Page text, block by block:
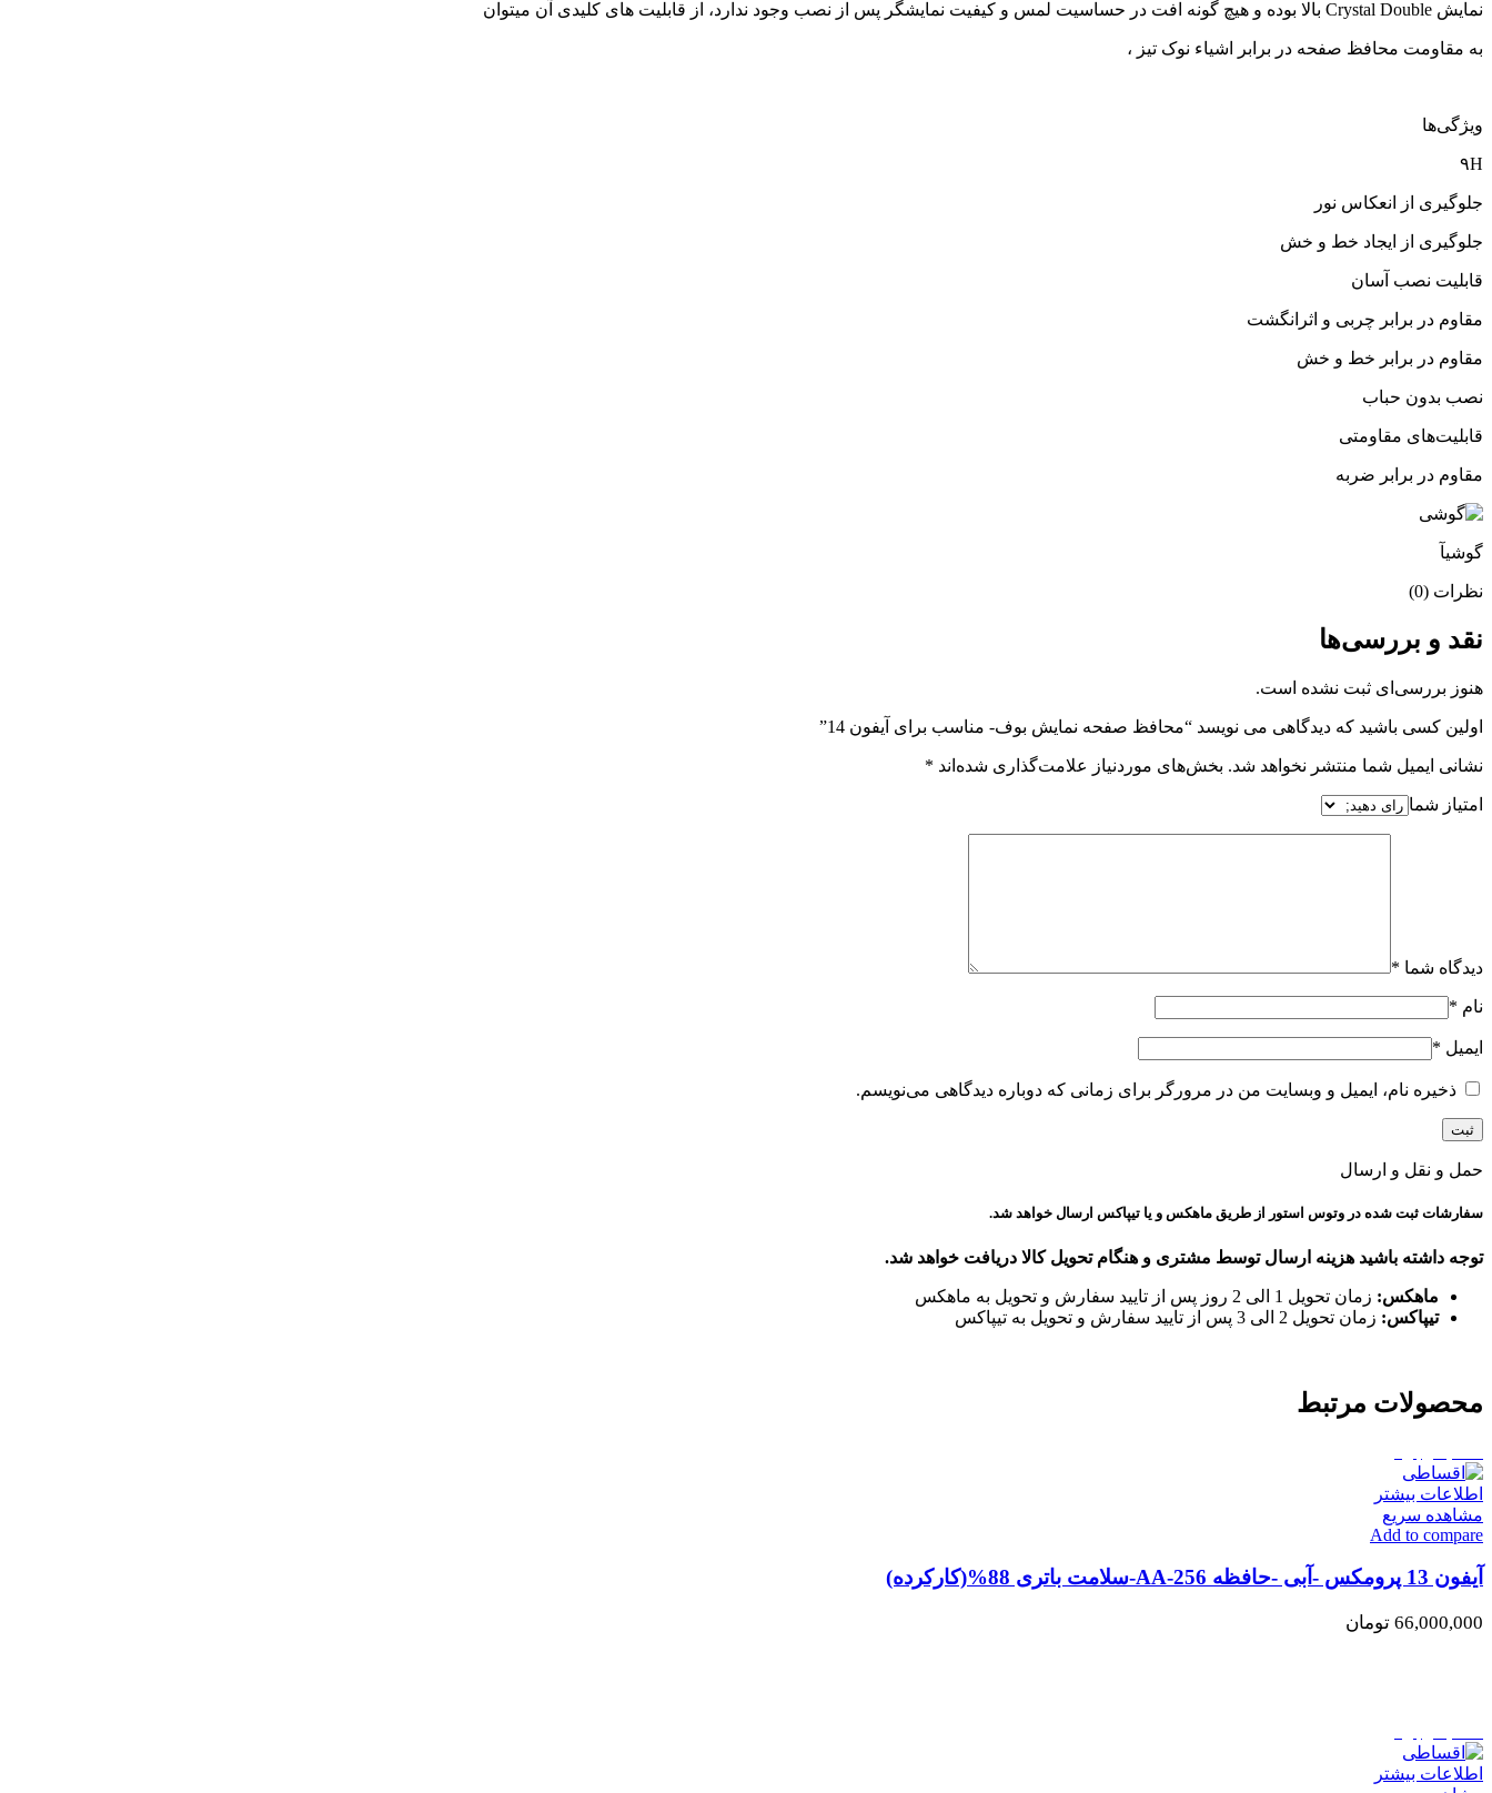
نمایش Crystal Double بالا بوده و هیچ گونه افت در حساسیت لمس و کیفیت نمایشگر پس از نصب وجود ندارد، از قابلیت های کلیدی آن میتوان
به مقاومت محافظ صفحه در برابر اشیاء نوک تیز ،
ویژگی‌ها
۹H
جلوگیری از انعکاس نور
جلوگیری از ایجاد خط و خش
قابلیت نصب آسان
مقاوم در برابر چربی و اثرانگشت
مقاوم در برابر خط و خش
نصب بدون حباب
قابلیت‌های مقاومتی
مقاوم در برابر ضربه
گوشیآ
نظرات (0)
نقد و بررسی‌ها
هنوز بررسی‌ای ثبت نشده است.
اولین کسی باشید که دیدگاهی می نویسد “محافظ صفحه نمایش بوف- مناسب برای آیفون 14”
نشانی ایمیل شما منتشر نخواهد شد. بخش‌های موردنیاز علامت‌گذاری شده‌اند *
امتیاز شما
دیدگاه شما *
نام *
ایمیل *
ذخیره نام، ایمیل و وبسایت من در مرورگر برای زمانی که دوباره دیدگاهی می‌نویسم.
حمل و نقل و ارسال
سفارشات ثبت شده در وتوس استور از طریق ماهکس و یا تیپاکس ارسال خواهد شد.
توجه داشته باشید هزینه ارسال توسط مشتری و هنگام تحویل کالا دریافت خواهد شد.
ماهکس: زمان تحویل 1 الی 2 روز پس از تایید سفارش و تحویل به ماهکس
تیپاکس: زمان تحویل 2 الی 3 پس از تایید سفارش و تحویل به تیپاکس
محصولات مرتبط
اطلاعات بیشتر
مشاهده سریع
Add to compare
آیفون 13 پرومکس -آبی -حافظه 256-AA-سلامت باتری 88%(کارکرده)
66,000,000 تومان
اطلاعات بیشتر